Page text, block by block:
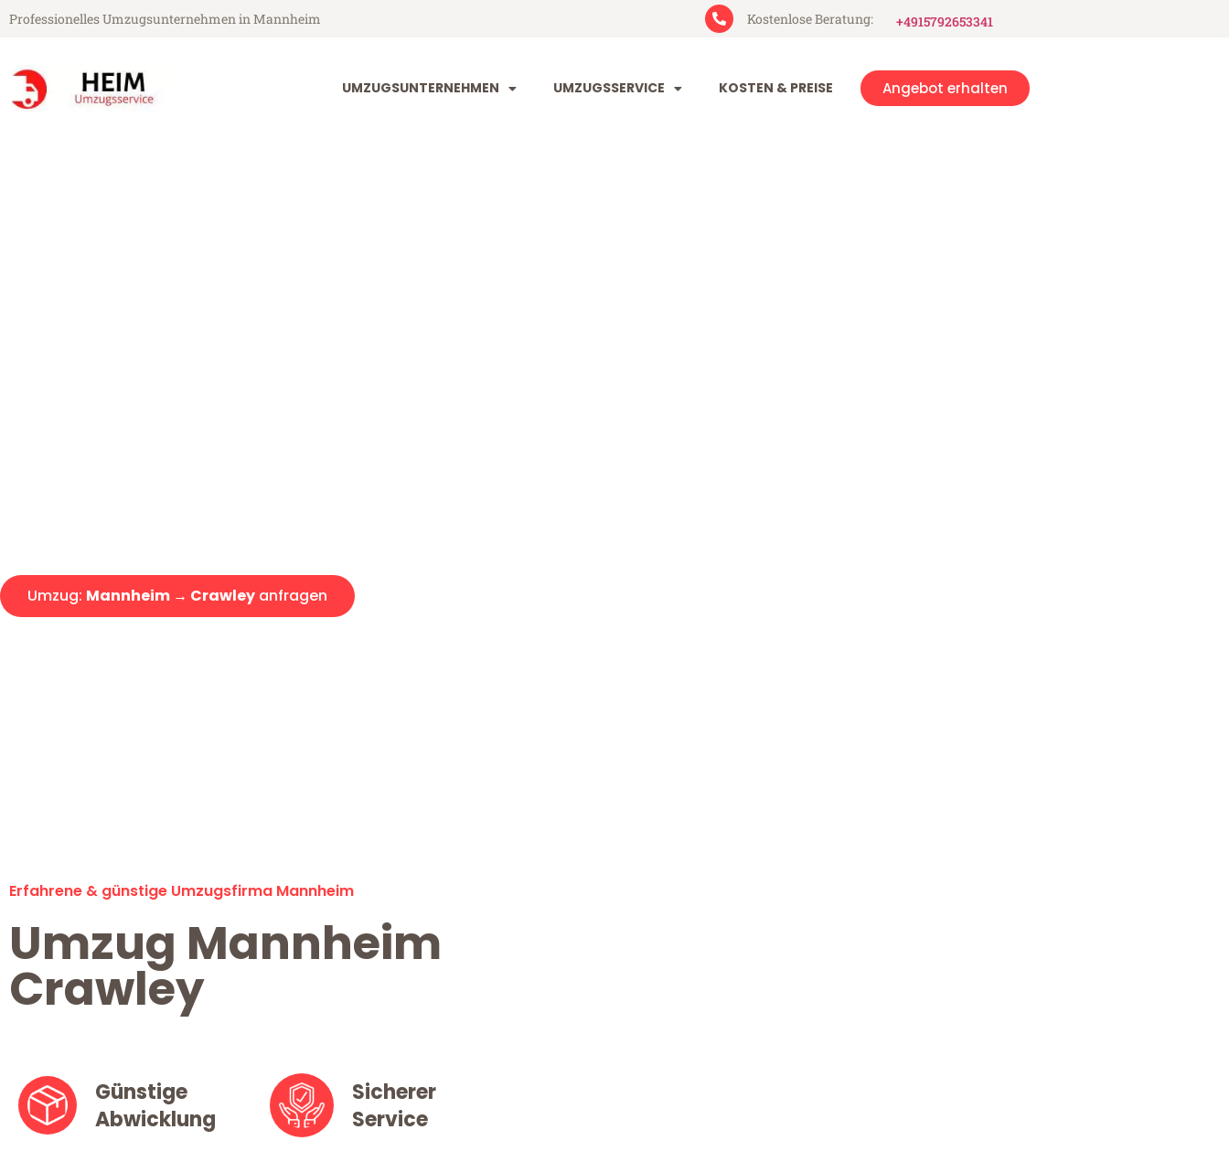
Professionelles Umzugsunternehmen in Mannheim Kostenlose Beratung: +4915792653341
UMZUGSUNTERNEHMEN UMZUGSSERVICE KOSTEN & PREISE Angebot erhalten
Umzug: Mannheim → Crawley anfragen
Erfahrene & günstige Umzugsfirma Mannheim
Umzug Mannheim
Crawley
Günstige
Abwicklung
Sicherer
Service